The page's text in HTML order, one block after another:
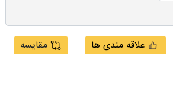
علاقه مندی ها
مقایسه